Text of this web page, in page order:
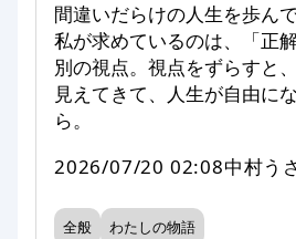
間違いだらけの人生を歩ん
私が求めているのは、「正
別の視点。視点をずらすと
見えてきて、人生が自由に
ら。
2026/07/20 02:08中村う
全般 わたしの物語